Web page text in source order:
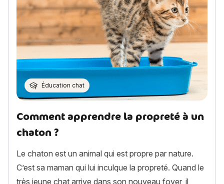
Éducation chat
Comment apprendre la propreté à un
chaton ?
Le chaton est un animal qui est propre par nature.
C’est sa maman qui lui inculque la propreté. Quand le
très jeune chat arrive dans son nouveau foyer, il